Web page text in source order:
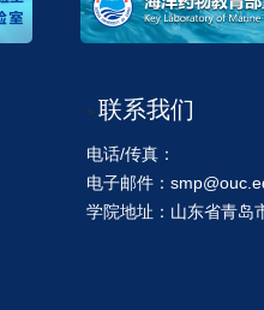
> 联系我们
电话/传真：
电子邮件：
学院地址：山东省青岛